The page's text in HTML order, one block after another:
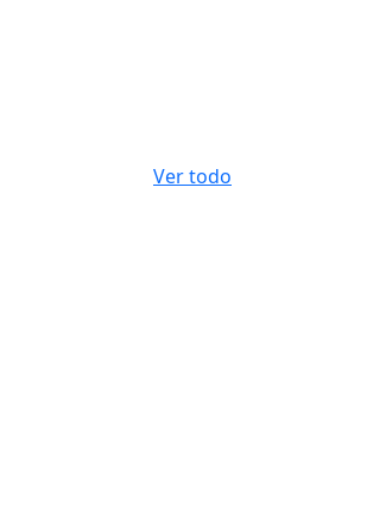
Ver todo